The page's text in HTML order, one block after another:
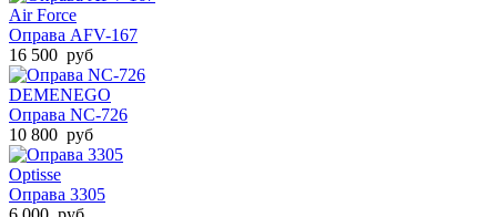
Air Force
Оправа AFV-167
16 500 руб
DEMENEGO
Оправа NC-726
10 800 руб
Optisse
Оправа 3305